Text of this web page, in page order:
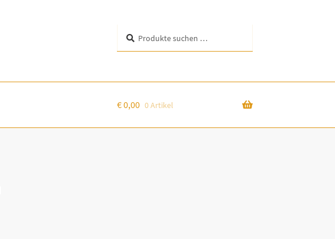
nach:
€0,00 0 Artikel